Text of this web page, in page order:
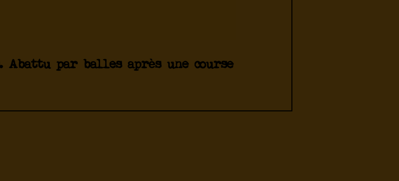
Abattu par balles après une course